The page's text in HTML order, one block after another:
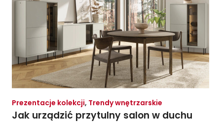
Prezentacje kolekcji, Trendy wnętrzarskie
Jak urządzić przytulny salon w duchu